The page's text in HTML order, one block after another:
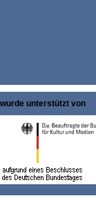
wurde unterstützt von